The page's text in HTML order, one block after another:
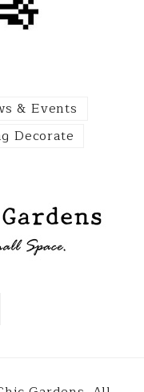
& Events
Decorate